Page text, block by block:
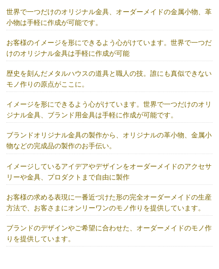
世界で一つだけのオリジナル金具、オーダーメイドの金属小物、革
小物は手軽に作成が可能です。
お客様のイメージを形にできるよう心がけています。世界で一つだ
けのオリジナル金具は手軽に作成が可能
歴史を刻んだメタルハウスの道具と職人の技。誰にも真似できない
モノ作りの原点がここに。
イメージを形にできるよう心がけています。世界で一つだけのオリ
ジナル金具、ブランド用金具は手軽に作成が可能です。
ブランドオリジナル金具の製作から、オリジナルの革小物、金属小
物などの完成品の製作のお手伝い。
イメージしているアイデアやデザインをオーダーメイドのアクセサ
リーや金具、プロダクトまで自由に製作
お客様の求める表現に一番近づけた形の完全オーダーメイドの生産
方法で、お客さまにオンリーワンのモノ作りを提供しています。
ブランドのデザインやご希望に合わせた、オーダーメイドのモノ作
りを提供しています。